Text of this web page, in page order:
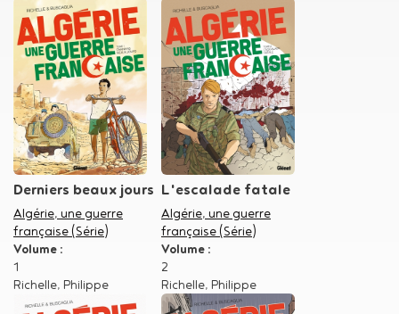
Derniers beaux jours
Dans la série
Algérie, une guerre
française (Série)
Volume :
1
Auteur
Richelle, Philippe
L'escalade fatale
Dans la série
Algérie, une guerre
française (Série)
Volume :
2
Auteur
Richelle, Philippe